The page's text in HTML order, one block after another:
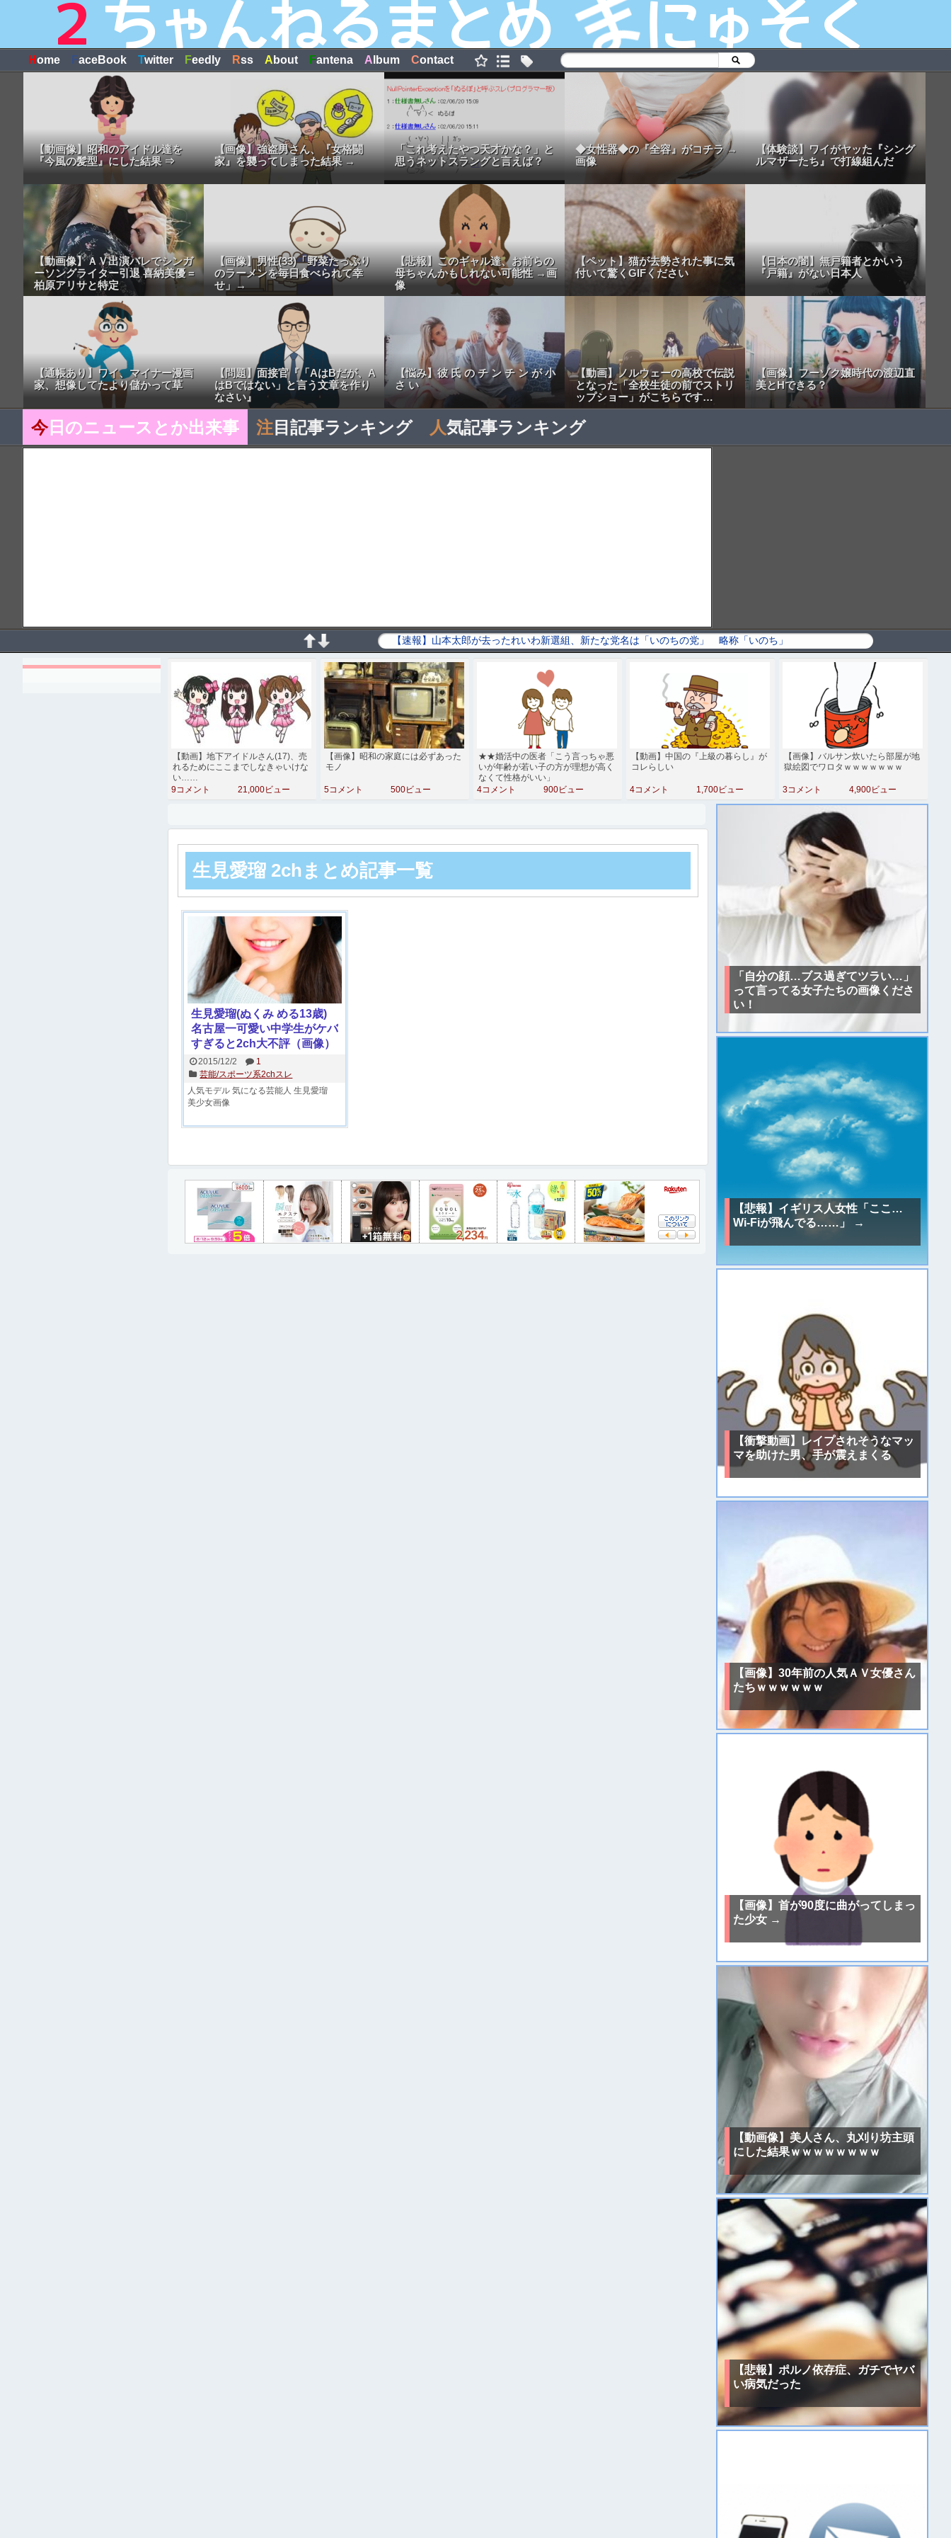
Home FaceBook Twitter Feedly Rss A bout Fantena A lbum Contact
【動画像】昭和のアイドル達を
『今風の髪型』にした結果 ⇒
【画像】強盗男さん、『女格闘
家』を襲ってしまった結果 →
「これ考えたやつ天才かな？」と
思うネットスラングと言えば？
◆女性器◆の『全容』がコチラ →
画像
【体験談】ワイがヤッた『シング
ルマザーたち』で打線組んだ
【動画像】ＡＶ出演バレでシンガ
ーソングライター引退 喜納美優 =
柏原アリサと特定
【画像】男性(33)「野菜たっぷり
のラーメンを毎日食べられて幸
せ」→
【悲報】このギャル達、お前らの
母ちゃんかもしれない可能性 →画
像
【ペット】猫が去勢された事に気
付いて驚くGIFください
【日本の闇】無戸籍者とかいう
『戸籍』がない日本人
【通帳あり】ワイ、マイナー漫画
家、想像してたより儲かって草
【問題】面接官『「AはBだが、A
はBではない」と言う文章を作り
なさい』
【悩み】彼 氏 の チ ン チ ン が 小
さ い
【動画】ノルウェーの高校で伝説
となった「全校生徒の前でストリ
ップショー」がこちらです…
【画像】フーゾク嬢時代の渡辺直
美とHできる？
今日のニュースとか出来事 注 目記事ランキング 人気記事ランキング
【動画】地下アイドルさん(17)、売
れるためにここまでしなきゃいけな
い……
9コメント
21,000ビュー
【画像】昭和の家庭には必ずあった
モノ
5コメント 500ビュー
★★婚活中の医者「こう言っちゃ悪
いが年齢が若い子の方が理想が高く
なくて性格がいい」
4コメント
900ビュー
【動画】中国の『上級の暮らし』が
コレらしい
4コメント 1,700ビュー
【画像】バルサン炊いたら部屋が地
獄絵図でワロタｗｗｗｗｗｗｗ
3コメント 4,900ビュー
生見愛瑠 2chまとめ記事一覧
生見愛瑠(ぬくみ める13歳)
名古屋一可愛い中学生がケバ
すぎると2ch大不評（画像）
…めるるちゃんPopteen専属
モデルデビュー
2015/12/2
1
芸能/スポーツ系2chスレ
人気モデル 気になる芸能人 生見愛瑠
美少女画像
「自分の顔…ブス過ぎてツラい…」
って言ってる女子たちの画像くださ
い！
【悲報】イギリス人女性「ここ…
Wi-Fiが飛んでる……」 →
【衝撃動画】レイプされそうなマッ
マを助けた男、手が震えまくる
【画像】30年前の人気ＡＶ女優さん
たちｗｗｗｗｗｗ
【画像】首が90度に曲がってしまっ
た少女 →
【動画像】美人さん、丸刈り坊主頭
にした結果ｗｗｗｗｗｗｗｗ
【悲報】ポルノ依存症、ガチでヤバ
い病気だった